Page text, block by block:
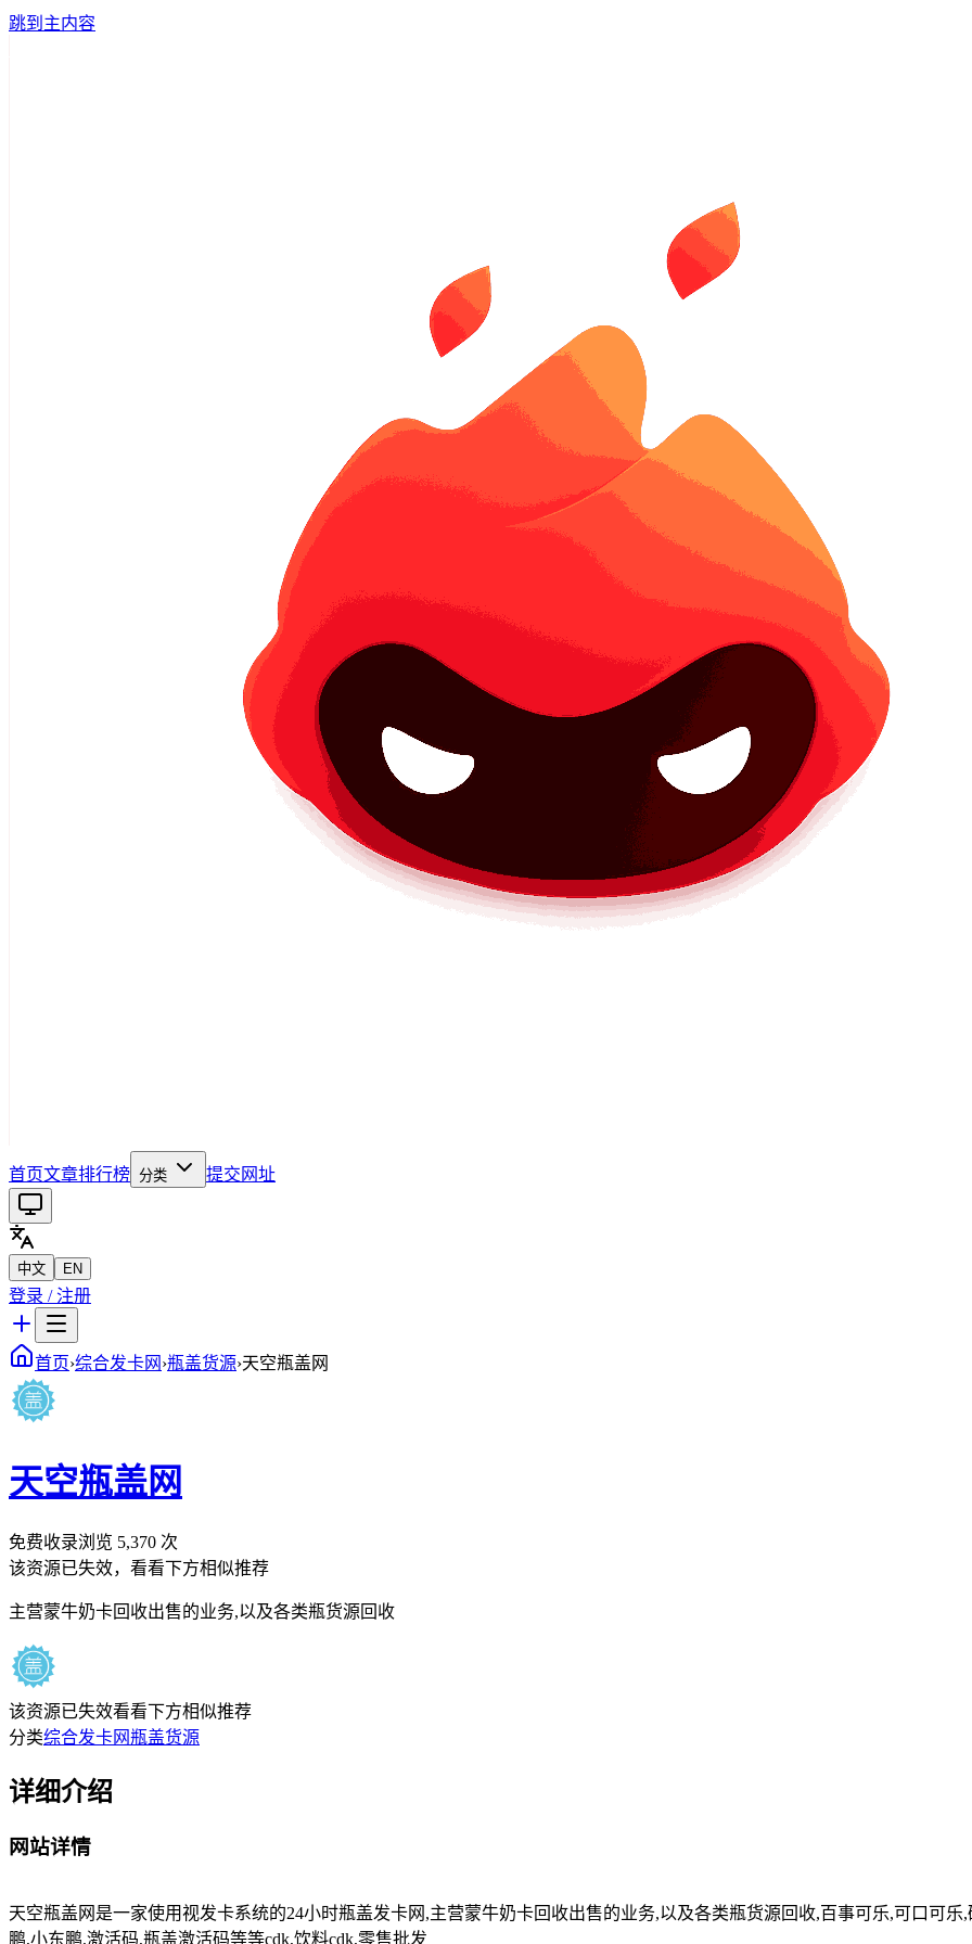
跳到主内容
首页文章排行榜 分类 提交网址
中文 EN
登录 / 注册
首页›综合发卡网 ›瓶盖货源›天空瓶盖网
天空瓶盖网
免费收录浏览 5,370 次
该资源已失效，看看下方相似推荐
主营蒙牛奶卡回收出售的业务,以及各类瓶货源回收
该资源已失效看看下方相似推荐
分类综合发卡网瓶盖货源
详细介绍
网站详情
天空瓶盖网是一家使用视发卡系统的24小时瓶盖发卡网,主营蒙牛奶卡回收出售的业务,以及各类瓶货源回收,百事可乐,可口可
鹏,小东鹏,激活码,瓶盖激活码等等cdk,饮料cdk,零售批发